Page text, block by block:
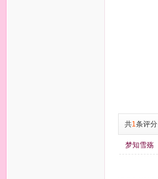
共1条评分
梦知雪殇